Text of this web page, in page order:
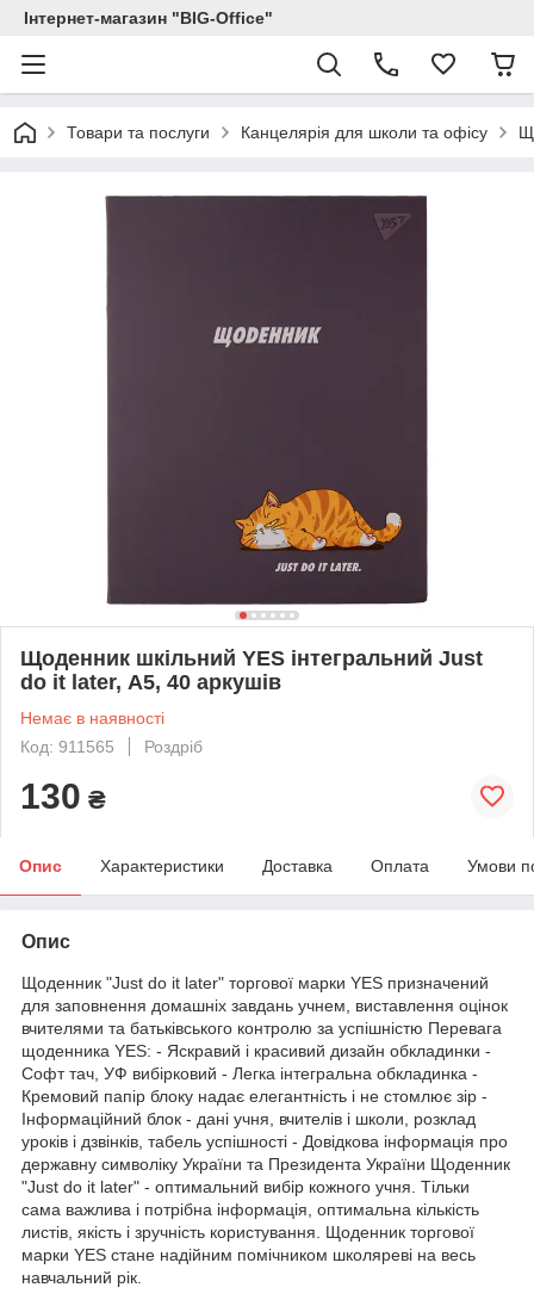
Інтернет-магазин "BIG-Office"
Товари та послуги Канцелярія для школи та офісу
Щоденник шкільний YES інтегральний Just
do it later, А5, 40 аркушів
Немає в наявності
Код: 911565
Роздріб
130 ₴
Опис Характеристики Доставка Оплата Умови
Опис
Щоденник "Just do it later" торгової марки YES призначений
для заповнення домашніх завдань учнем, виставлення оцінок
вчителями та батьківського контролю за успішністю Перевага
щоденника YES: - Яскравий і красивий дизайн обкладинки -
Софт тач, УФ вибірковий - Легка інтегральна обкладинка -
Кремовий папір блоку надає елегантність і не стомлює зір -
Інформаційний блок - дані учня, вчителів і школи, розклад
уроків і дзвінків, табель успішності - Довідкова інформація про
державну символіку України та Президента України Щоденник
"Just do it later" - оптимальний вибір кожного учня. Тільки
сама важлива і потрібна інформація, оптимальна кількість
листів, якість і зручність користування. Щоденник торгової
марки YES стане надійним помічником школяреві на весь
навчальний рік.